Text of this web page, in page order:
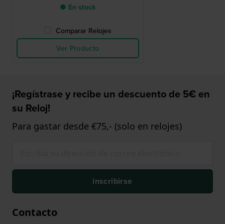
● En stock
Comparar Relojes
Ver Producto
¡Regístrase y recibe un descuento de 5€ en
su Reloj!
Para gastar desde €75,- (solo en relojes)
inscribirse
Contacto